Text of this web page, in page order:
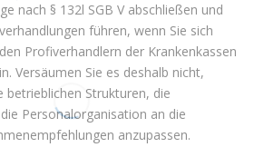
nach § 132l SGB V abschließen und
führen, wenn Sie sich
Profiverhandlern der Krankenkassen
Versäumen Sie es deshalb nicht,
betrieblichen Strukturen, die
Personalorganisation an die
anzupassen.